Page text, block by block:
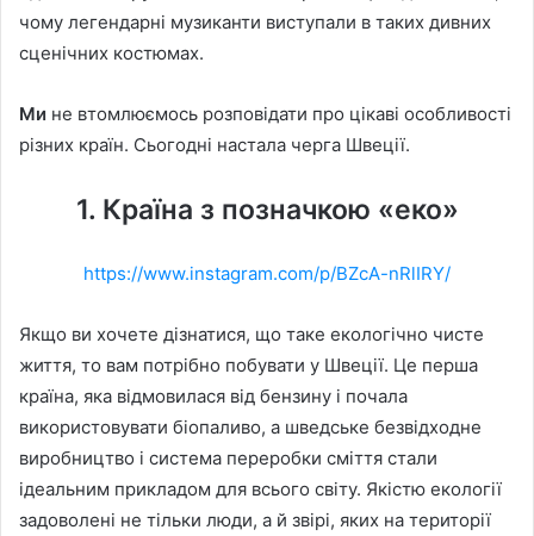
чому легендарні музиканти виступали в таких дивних
сценічних костюмах.
Ми не втомлюємось розповідати про цікаві особливості
різних країн. Сьогодні настала черга Швеції.
1. Країна з позначкою «еко»
https://www.instagram.com/p/BZcA-nRlIRY/
Якщо ви хочете дізнатися, що таке екологічно чисте
життя, то вам потрібно побувати у Швеції. Це перша
країна, яка відмовилася від бензину і почала
використовувати біопаливо, а шведське безвідходне
виробництво і система переробки сміття стали
ідеальним прикладом для всього світу. Якістю екології
задоволені не тільки люди, а й звірі, яких на території